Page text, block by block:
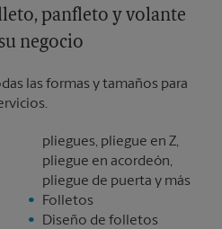
panfleto y volante
negocio
las formas y tamaños para
pliegues, pliegue en Z,
pliegue en acordeón,
pliegue de puerta y más
Folletos
Diseño de folletos